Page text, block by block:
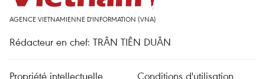
AGENCE VIETNAMIENNE D'INFORMATION (VNA)
Rédacteur en chef: TRÂN TIÊN DUÂN
Propriété intellectuelle Conditions d'utilisation